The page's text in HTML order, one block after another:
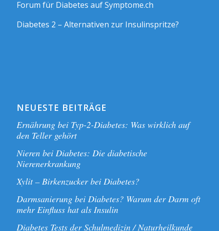
Forum für Diabetes auf Symptome.ch
Diabetes 2 – Alternativen zur Insulinspritze?
NEUESTE BEITRÄGE
Ernährung bei Typ-2-Diabetes: Was wirklich auf
den Teller gehört
Nieren bei Diabetes: Die diabetische
Nierenerkrankung
Xylit – Birkenzucker bei Diabetes?
Darmsanierung bei Diabetes? Warum der Darm oft
mehr Einfluss hat als Insulin
Diabetes Tests der Schulmedizin / Naturheilkunde